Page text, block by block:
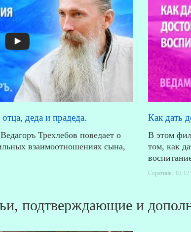
деда и прадеда.
Треxлебов поведает о
взаимоотношениях сына,
Как дать
В этом
том, как
Соратник |
подтверждающие и